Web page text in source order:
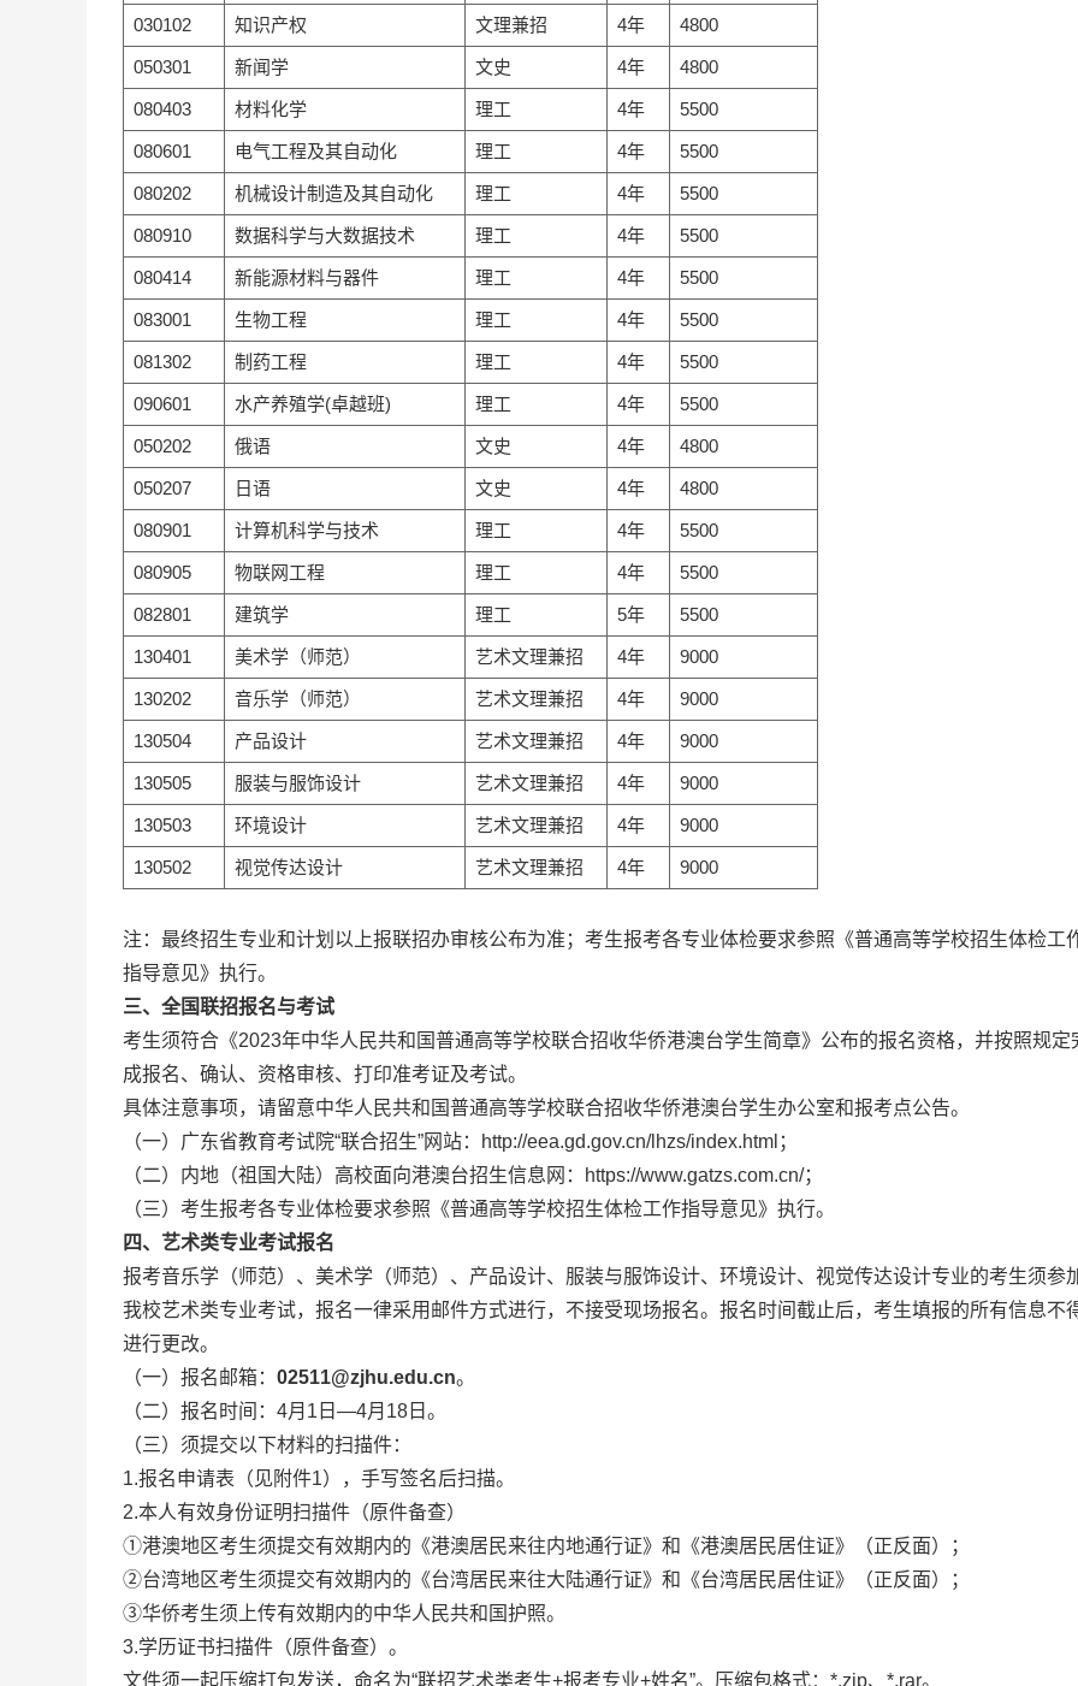
030102 知识产权 文理兼招 4年 4800
050301 新闻学 文史 4年 4800
080403 材料化学 理工 4年 5500
080601 电气工程及其自动化 理工 4年 5500
080202 机械设计制造及其自动化 理工 4年 5500
080910 数据科学与大数据技术 理工 4年 5500
080414 新能源材料与器件 理工 4年 5500
083001 生物工程 理工 4年 5500
081302 制药工程 理工 4年 5500
090601 水产养殖学(卓越班) 理工 4年 5500
050202 俄语 文史 4年 4800
050207 日语 文史 4年 4800
080901 计算机科学与技术 理工 4年 5500
080905 物联网工程 理工 4年 5500
082801 建筑学 理工 5年 5500
130401 美术学（师范） 艺术文理兼招 4年 9000
130202 音乐学（师范） 艺术文理兼招 4年 9000
130504 产品设计 艺术文理兼招 4年 9000
130505 服装与服饰设计 艺术文理兼招 4年 9000
130503 环境设计 艺术文理兼招 4年 9000
130502 视觉传达设计 艺术文理兼招 4年 9000
注：最终招生专业和计划以上报联招办审核公布为准；考生报考各专业体检要求参照《普通高等学校招生体检工
指导意见》执行。
三、全国联招报名与考试
考生须符合《2023年中华人民共和国普通高等学校联合招收华侨港澳台学生简章》公布的报名资格，并按照规定
成报名、确认、资格审核、打印准考证及考试。
具体注意事项，请留意中华人民共和国普通高等学校联合招收华侨港澳台学生办公室和报考点公告。
（一）广东省教育考试院“联合招生”网站：http://eea.gd.gov.cn/lhzs/index.html；
（二）内地（祖国大陆）高校面向港澳台招生信息网：https://www.gatzs.com.cn/；
（三）考生报考各专业体检要求参照《普通高等学校招生体检工作指导意见》执行。
四、艺术类专业考试报名
报考音乐学（师范）、美术学（师范）、产品设计、服装与服饰设计、环境设计、视觉传达设计专业的考生须参
我校艺术类专业考试，报名一律采用邮件方式进行，不接受现场报名。报名时间截止后，考生填报的所有信息不
进行更改。
（一）报名邮箱： 02511@zjhu.edu.cn。
（二）报名时间：4月1日—4月18日。
（三）须提交以下材料的扫描件：
1.报名申请表（见附件1），手写签名后扫描。
2.本人有效身份证明扫描件（原件备查）
①港澳地区考生须提交有效期内的《港澳居民来往内地通行证》和《港澳居民居住证》（正反面）；
②台湾地区考生须提交有效期内的《台湾居民来往大陆通行证》和《台湾居民居住证》（正反面）；
③华侨考生须上传有效期内的中华人民共和国护照。
3.学历证书扫描件（原件备查）。
文件须一起压缩打包发送，命名为“联招艺术类考生+报考专业+姓名”。压缩包格式：*.zip、*.rar。